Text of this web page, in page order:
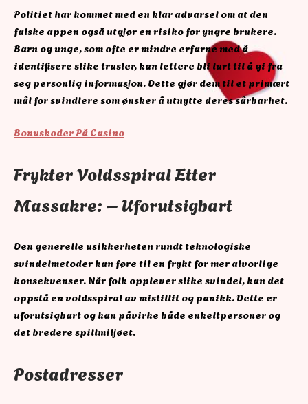
Politiet har kommet med en klar advarsel om at den
falske appen også utgjør en risiko for yngre brukere.
Barn og unge, som ofte er mindre erfarne med å
identifisere slike trusler, kan lettere bli lurt til å gi fra
seg personlig informasjon. Dette gjør dem til et primært
mål for svindlere som ønsker å utnytte deres sårbarhet.
Bonuskoder På Casino
Frykter Voldsspiral Etter
Massakre: – Uforutsigbart
Den generelle usikkerheten rundt teknologiske
svindelmetoder kan føre til en frykt for mer alvorlige
konsekvenser. Når folk opplever slike svindel, kan det
oppstå en voldsspiral av mistillit og panikk. Dette er
uforutsigbart og kan påvirke både enkeltpersoner og
det bredere spillmiljøet.
Postadresser